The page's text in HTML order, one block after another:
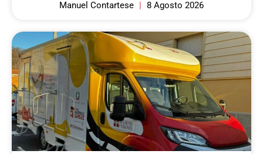
Manuel Contartese 8 Agosto 2026